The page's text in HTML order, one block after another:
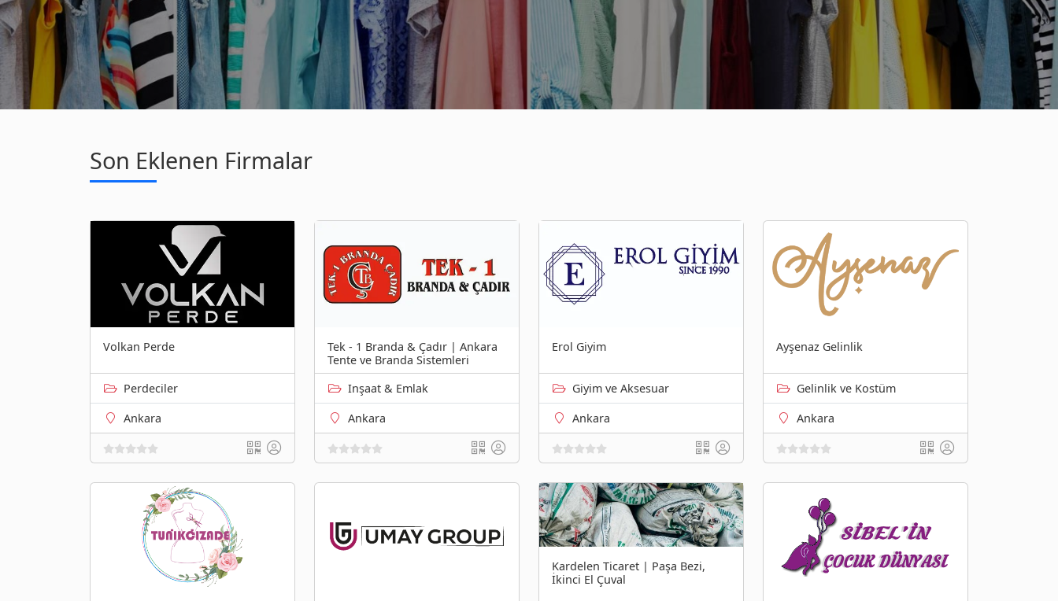
Son Eklenen Firmalar
Volkan Perde
Perdeciler
Ankara
Tek - 1 Branda & Çadır | Ankara
Tente ve Branda Sistemleri
Inşaat & Emlak
Ankara
Erol Giyim
Giyim ve Aksesuar
Ankara
Ayşenaz Gelinlik
Gelinlik ve Kostüm
Ankara
Kardelen Ticaret | Paşa Bezi,
İkinci El Çuval